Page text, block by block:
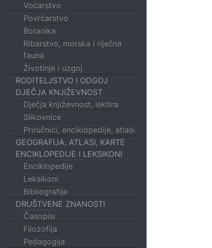
Voćarstvo
Povrćarstvo
Botanika
Ribarstvo, morska i riječna
fauna
Životinje i uzgoj
RODITELJSTVO I ODGOJ
DJEČJA KNJIŽEVNOST
Dječja književnost, lektira
Slikovnice
Priručnici, enciklopedije, atlasi
GEOGRAFIJA, ATLASI, KARTE
ENCIKLOPEDIJE I LEKSIKONI
Enciklopedije
Leksikoni
Bibliografije
DRUŠTVENE ZNANOSTI
Časopisi
Filozofija
Pedagogija